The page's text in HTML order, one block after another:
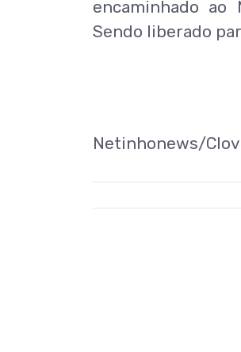
encaminhado ao
Sendo liberado
Netinhonews/